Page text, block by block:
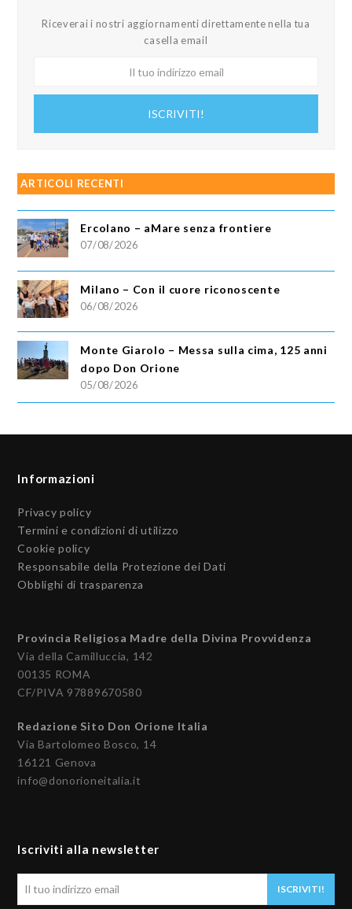
Riceverai i nostri aggiornamenti direttamente nella tua
casella email
ISCRIVITI!
ARTICOLI RECENTI
Ercolano – aMare senza frontiere
07/08/2026
Milano – Con il cuore riconoscente
06/08/2026
Monte Giarolo – Messa sulla cima, 125 anni
dopo Don Orione
05/08/2026
Informazioni
Privacy policy
Termini e condizioni di utilizzo
Cookie policy
Responsabile della Protezione dei Dati
Obblighi di trasparenza
Provincia Religiosa Madre della Divina Provvidenza
Via della Camilluccia, 142
00135 ROMA
CF/PIVA 97889670580
Redazione Sito Don Orione Italia
Via Bartolomeo Bosco, 14
16121 Genova
info@donorioneitalia.it
Iscriviti alla newsletter
ISCRIVITI!